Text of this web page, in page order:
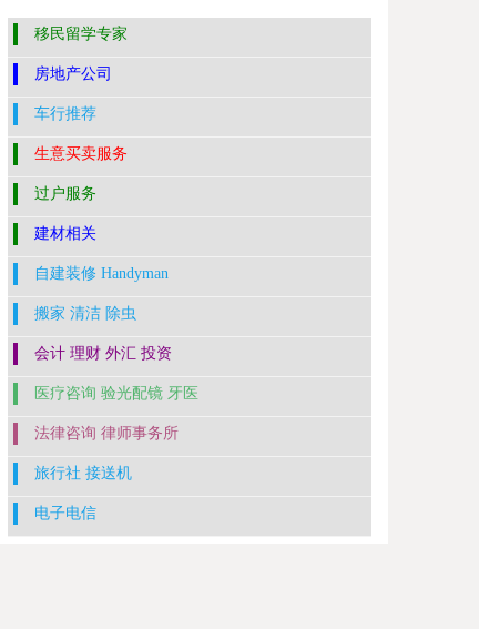
移民留学专家
房地产公司
车行推荐
生意买卖服务
过户服务
建材相关
自建装修 Handyman
搬家 清洁 除虫
会计 理财 外汇 投资
医疗咨询 验光配镜 牙医
法律咨询 律师事务所
旅行社 接送机
电子电信